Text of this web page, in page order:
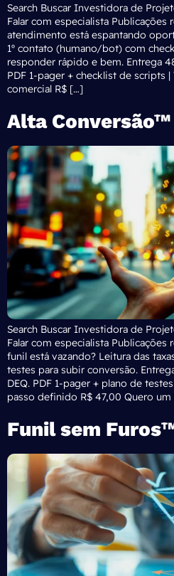
Search Buscar Investidora de
Falar com especialista
atendimento está espantando
1º contato (humano/bot) com
responder rápido e bem. Entrega
PDF 1-pager + checklist de scripts
comercial R$ […]
Alta Conversão™
Search Buscar Investidora de
Falar com especialista
funil está vazando? Leitura das
testes para subir conversão.
DEQ. PDF 1-pager + plano de
passo definido R$ 47,00 Quero
Funil sem